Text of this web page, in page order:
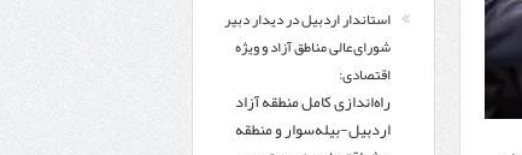
استاندار اردبیل در دیدار دبیر
شورای‌عالی مناطق آزاد و ویژه
اقتصادی:
راه‌اندازی کامل منطقه آزاد
اردبیل-بیله‌سوار و منطقه